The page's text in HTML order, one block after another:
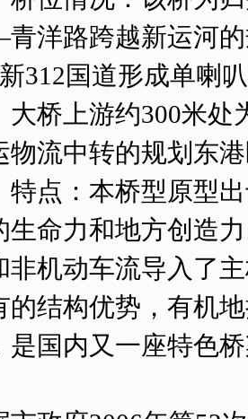
洋路跨越新运河的
312国道形成单喇
大桥上游约300米
物流中转的规划东
：本桥型原型出
生命力和地方创造
非机动车流导入了
的结构优势，有机
是国内又一座特色